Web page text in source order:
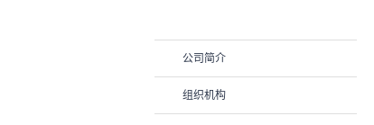
公司简介
组织机构